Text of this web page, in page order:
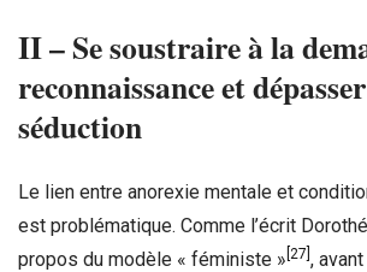
II – Se soustraire à la
reconnaissance et
séduction
Le lien entre anorexie mentale et
est problématique. Comme l’écrit
propos du modèle « féministe » [27] ,